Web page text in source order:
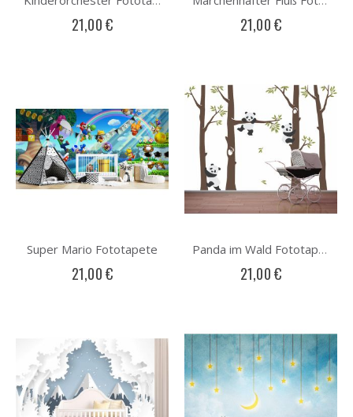
21,00 € 21,00 €
Super Mario Fototapete
21,00 €
Panda im Wald Fototapete
21,00 €